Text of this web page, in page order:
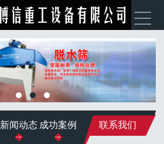

新闻动态 成功案例 联系我们